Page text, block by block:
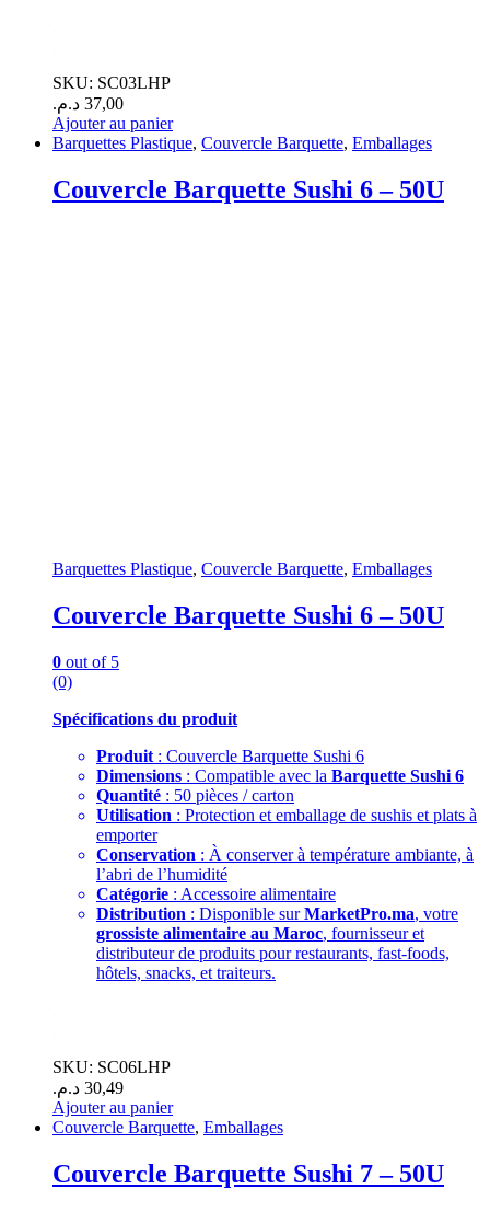
SKU: SC03LHP
37,00 د.م.
Ajouter au panier
Barquettes Plastique, Couvercle Barquette, Emballages
Couvercle Barquette Sushi 6 – 50U
Barquettes Plastique, Couvercle Barquette, Emballages
Couvercle Barquette Sushi 6 – 50U
0 out of 5
(0)
Spécifications du produit
Produit : Couvercle Barquette Sushi 6
Dimensions : Compatible avec la Barquette Sushi 6
Quantité : 50 pièces / carton
Utilisation : Protection et emballage de sushis et plats à
emporter
Conservation : À conserver à température ambiante, à
l’abri de l’humidité
Catégorie : Accessoire alimentaire
Distribution : Disponible surMarketPro.ma, votre
grossiste alimentaire au Maroc, fournisseur et
distributeur de produits pour restaurants, fast-foods,
hôtels, snacks, et traiteurs.
SKU: SC06LHP
30,49 د.م.
Ajouter au panier
Couvercle Barquette, Emballages
Couvercle Barquette Sushi 7 – 50U